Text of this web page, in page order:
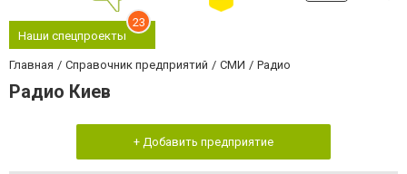
Наши спецпроекты
23
Главная Справочник предприятий СМИ Радио
Радио Киев
+ Добавить предприятие